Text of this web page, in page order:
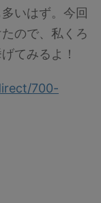
いはず。今回
ので、私くろ
てみるよ！
700-